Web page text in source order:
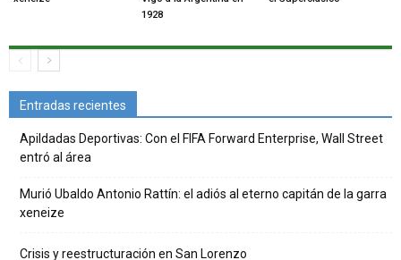
1928
Entradas recientes
Apildadas Deportivas: Con el FIFA Forward Enterprise, Wall Street
entró al área
Murió Ubaldo Antonio Rattín: el adiós al eterno capitán de la garra
xeneize
Crisis y reestructuración en San Lorenzo